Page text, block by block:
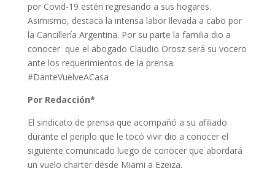
por Covid-19 estén regresando a sus hogares.
Asimismo, destaca la intensa labor llevada a cabo por
la Cancillería Argentina. Por su parte la familia dio a
conocer que el abogado Claudio Orosz será su vocero
ante los requerimientos de la prensa.
#DanteVuelveACasa
Por Redacción*
El sindicato de prensa que acompañó a su afiliado
durante el periplo que le tocó vivir dio a conocer el
siguiente comunicado luego de conocer que abordará
un vuelo charter desde Miami a Ezeiza.